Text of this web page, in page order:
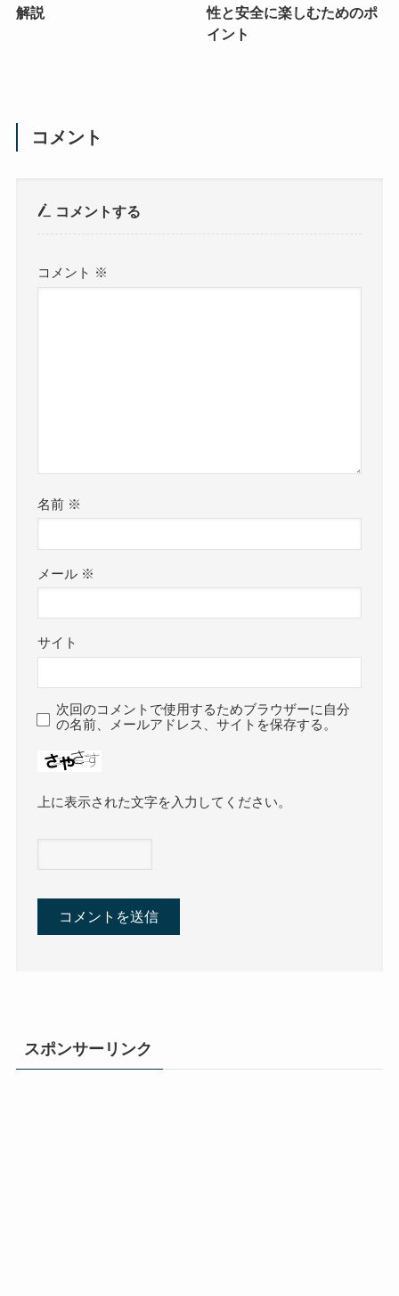
解説
性と安全に楽しむためのポ
イント
コメント
コメントする
コメント ※
名前 ※
メール ※
サイト
次回のコメントで使用するためブラウザーに自分
の名前、メールアドレス、サイトを保存する。
上に表示された文字を入力してください。
スポンサーリンク